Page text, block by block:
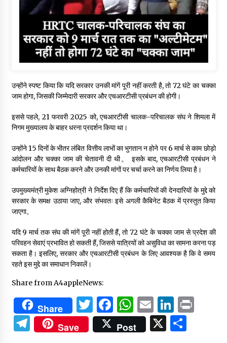
उन्होंने स्पष्ट किया कि यदि सरकार उनकी मांगें पूरी नहीं करती है, तो 72 घंटे का चक्का
जाम होगा, जिसकी जिम्मेदारी सरकार और एचआरटीसी प्रबंधन की होगी।
इससे पहले, 21 फरवरी 2025 को, एचआरटीसी चालक-परिचालक संघ ने शिमला में
निगम मुख्यालय के बाहर धरना प्रदर्शन किया था।
उन्होंने 15 दिनों के भीतर लंबित वित्तीय लाभों का भुगतान न होने पर 6 मार्च से काम छोड़ो
आंदोलन और चक्का जाम की चेतावनी दी थी。 इसके बाद, एचआरटीसी प्रबंधन ने
कर्मचारियों के साथ बैठक करने और उनकी मांगों पर चर्चा करने का निर्णय लिया है।
उपमुख्यमंत्री मुकेश अग्निहोत्री ने निर्देश दिए हैं कि कर्मचारियों की देनदारियों के मुद्दे को
सरकार के समक्ष उठाया जाए, और संभवतः इसे अगली कैबिनेट बैठक में प्रस्तुत किया
जाएगा。
यदि 9 मार्च तक संघ की मांगें पूरी नहीं होती हैं, तो 72 घंटे के चक्का जाम से प्रदेश की
परिवहन सेवाएं प्रभावित हो सकती हैं, जिससे यात्रियों को असुविधा का सामना करना पड़
सकता है। इसलिए, सरकार और एचआरटीसी प्रबंधन के लिए आवश्यक है कि वे समय
रहते इस मुद्दे का समाधान निकालें।
Share from A4appleNews:
Share Twitter
Facebook
WhatsApp
Email
Telegram
Save Post X